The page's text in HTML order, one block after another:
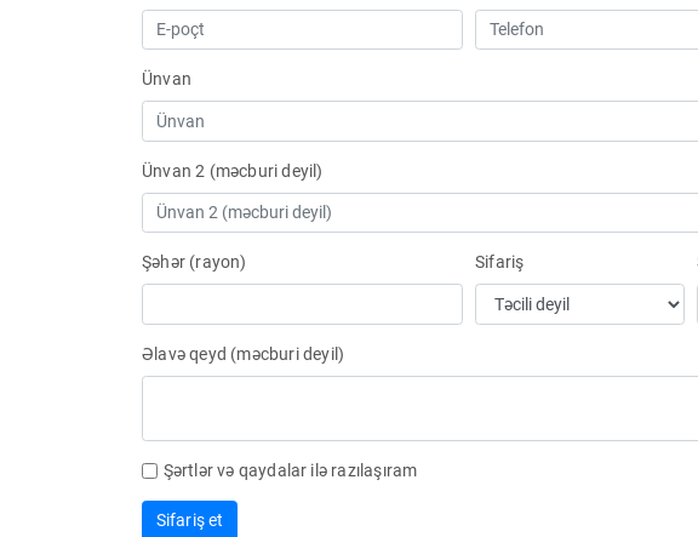
Ünvan
Ünvan 2 (məcburi deyil)
Şəhər (rayon) Sifariş
Əlavə qeyd (məcburi deyil)
Şərtlər və qaydalar ilə razılaşıram
Sifariş et